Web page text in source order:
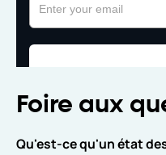
Foire aux
Qu'est-ce qu'un état